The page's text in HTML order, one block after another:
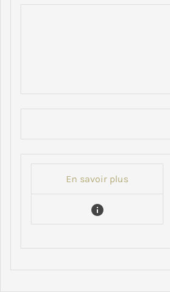
En savoir plus